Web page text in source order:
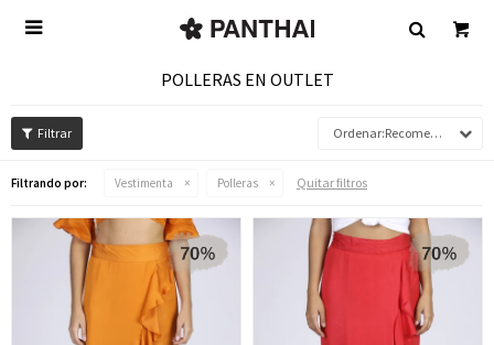

POLLERAS EN OUTLET
Recomendados
Filtrando por: Vestimenta Polleras Quitar filtros